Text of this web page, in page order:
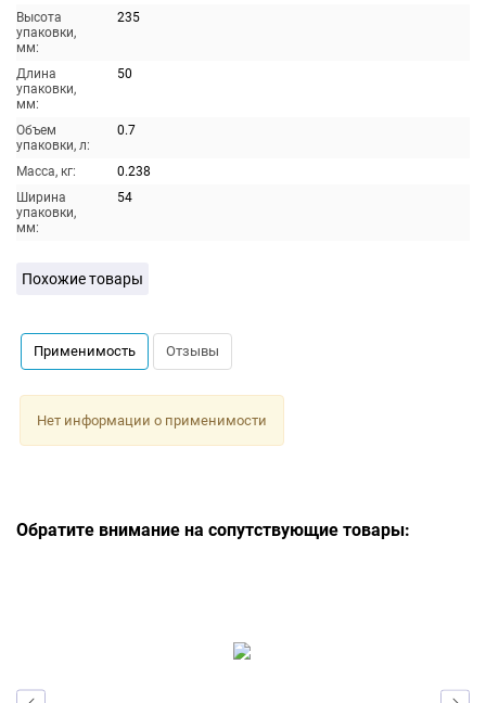
Высота
упаковки,
мм:
235
Длина
упаковки,
мм:
50
Объем
упаковки, л:
0.7
Масса, кг:
0.238
Ширина
упаковки,
мм:
54
Похожие товары
Применимость Отзывы
Нет информации о применимости
Обратите внимание на сопутствующие товары: